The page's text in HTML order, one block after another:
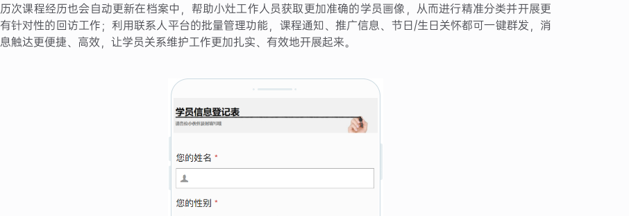
历次课程经历也会自动更新在档案中，帮助小灶工作人员获取更加准确的学员画像，从而进行精准分类并开展更
有针对性的回访工作；利用联系人平台的批量管理功能，课程通知、推广信息、节日/生日关怀都可一键群发，消
息触达更便捷、高效，让学员关系维护工作更加扎实、有效地开展起来。